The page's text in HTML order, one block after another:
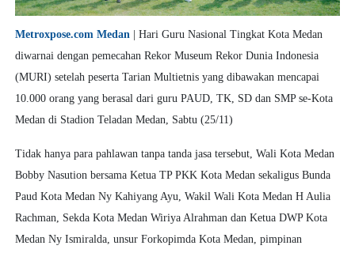
Metroxpose.com Medan
| Hari Guru Nasional Tingkat Kota Medan
diwarnai dengan pemecahan Rekor Museum Rekor Dunia Indonesia
(MURI) setelah peserta Tarian Multietnis yang dibawakan mencapai
10.000 orang yang berasal dari guru PAUD, TK, SD dan SMP se-Kota
Medan di Stadion Teladan Medan, Sabtu (25/11)
Tidak hanya para pahlawan tanpa tanda jasa tersebut, Wali Kota Medan
Bobby Nasution bersama Ketua TP PKK Kota Medan sekaligus Bunda
Paud Kota Medan Ny Kahiyang Ayu, Wakil Wali Kota Medan H Aulia
Rachman, Sekda Kota Medan Wiriya Alrahman dan Ketua DWP Kota
Medan Ny Ismiralda, unsur Forkopimda Kota Medan, pimpinan